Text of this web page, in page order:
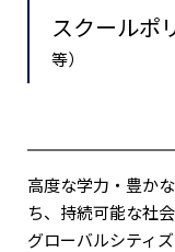
スクールポ
等）
高度な学力・豊か
ち、持続可能な社
グローバルシティズ